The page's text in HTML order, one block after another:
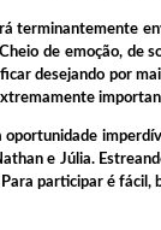
de emoção, de
desejando por
imperdível
e Júlia.
participar é